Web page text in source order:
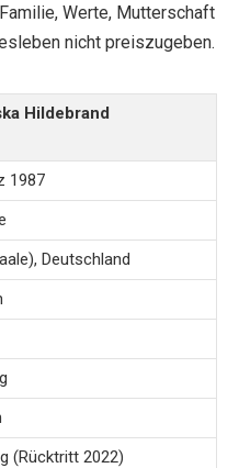
Werte, Mutterschaft
nicht preiszugeben.
Hildebrand
1987
Deutschland
(Rücktritt 2022)